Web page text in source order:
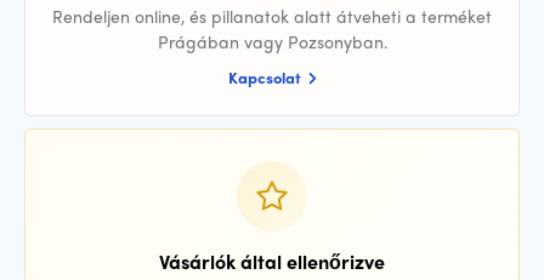
Rendeljen online, és pillanatok alatt átveheti a terméket
Prágában vagy Pozsonyban.
Kapcsolat
Vásárlók által ellenőrizve